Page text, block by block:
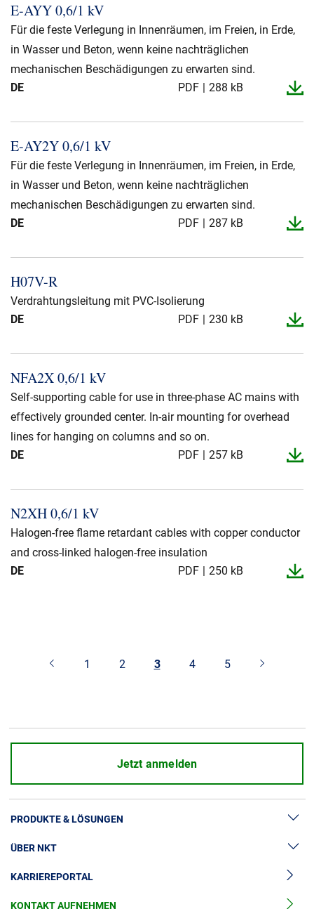
E-​AYY 0,6/1 kV
Für die feste Verlegung in Innenräumen, im Freien, in Erde,
in Wasser und Beton, wenn keine nachträglichen
mechanischen Beschädigungen zu erwarten sind.
DE
PDF 288 kB
E-​AY2Y 0,6/1 kV
Für die feste Verlegung in Innenräumen, im Freien, in Erde,
in Wasser und Beton, wenn keine nachträglichen
mechanischen Beschädigungen zu erwarten sind.
DE
PDF 287 kB
H07V-​R
Verdrahtungsleitung mit PVC-Isolierung
DE
PDF 230 kB
NFA2X 0,6/1 kV
Self-supporting cable for use in three-phase AC mains with
effectively grounded center. In-air mounting for overhead
lines for hanging on columns and so on.
DE
PDF 257 kB
N2XH 0,6/1 kV
Halogen-free flame retardant cables with copper conductor
and cross-linked halogen-free insulation
DE
PDF 250 kB
1 2 3 4 5
Jetzt anmelden
PRODUKTE & LÖSUNGEN
Hochspannung
Kabelgarnituren
Mittelspannungskabel
ÜBER NKT
News & Presse
Unsere Geschichte
KARRIEREPORTAL
KONTAKT AUFNEHMEN